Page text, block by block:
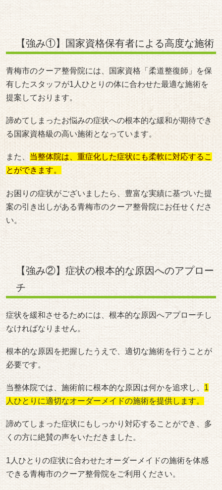
【強み①】国家資格保有者による高度な施術
青梅市のクーア整骨院には、国家資格「柔道整復師」を保
有したスタッフが1人ひとりの体に合わせた最適な施術を
提案しております。
諦めてしまったお悩みの症状への根本的な緩和が期待でき
る国家資格級の高い施術となっています。
また、 当整体院は、重症化した症状にも柔軟に対応するこ
とができます。
お困りの症状がございましたら、豊富な実績に基づいた提
案の引き出しがある青梅市のクーア整骨院にお任せくださ
い。
【強み②】症状の根本的な原因へのアプロー
チ
症状を緩和させるためには、根本的な原因へアプローチし
なければなりません。
根本的な原因を把握したうえで、適切な施術を行うことが
必要です。
当整体院では、施術前に根本的な原因は何かを追求し、 1
人ひとりに適切なオーダーメイドの施術を提供します。
諦めてしまった症状にもしっかり対応することができ、多
くの方に絶賛の声をいただきました。
1人ひとりの症状に合わせたオーダーメイドの施術を体感
できる青梅市のクーア整骨院をご利用ください。